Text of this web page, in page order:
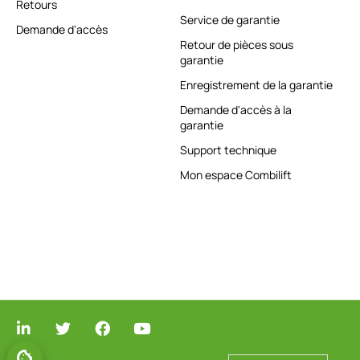
Retours
Demande d'accès
Service de garantie
Retour de pièces sous
garantie
Enregistrement de la garantie
Demande d'accès à la
garantie
Support technique
Mon espace Combilift